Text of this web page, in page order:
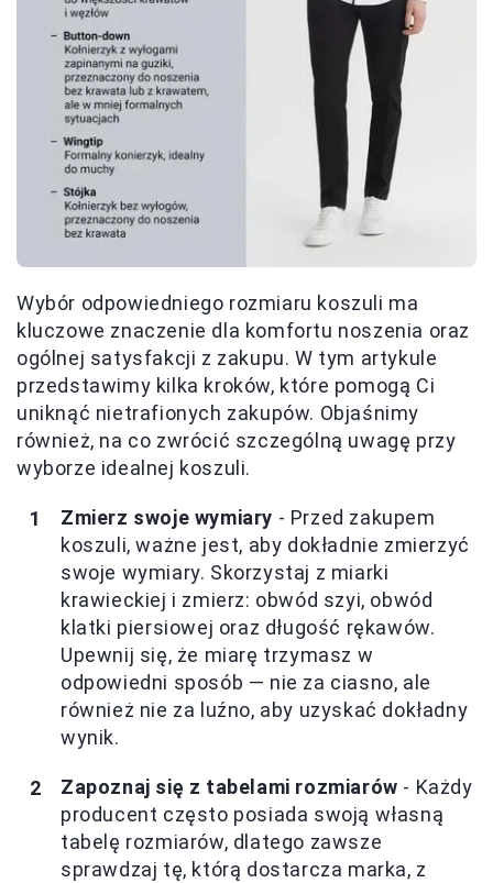
Wybór odpowiedniego rozmiaru koszuli ma
kluczowe znaczenie dla komfortu noszenia oraz
ogólnej satysfakcji z zakupu. W tym artykule
przedstawimy kilka kroków, które pomogą Ci
uniknąć nietrafionych zakupów. Objaśnimy
również, na co zwrócić szczególną uwagę przy
wyborze idealnej koszuli.
Zmierz swoje wymiary - Przed zakupem
koszuli, ważne jest, aby dokładnie zmierzyć
swoje wymiary. Skorzystaj z miarki
krawieckiej i zmierz: obwód szyi, obwód
klatki piersiowej oraz długość rękawów.
Upewnij się, że miarę trzymasz w
odpowiedni sposób — nie za ciasno, ale
również nie za luźno, aby uzyskać dokładny
wynik.
Zapoznaj się z tabelami rozmiarów - Każdy
producent często posiada swoją własną
tabelę rozmiarów, dlatego zawsze
sprawdzaj tę, którą dostarcza marka, z